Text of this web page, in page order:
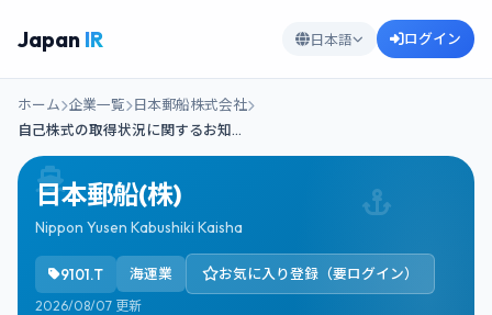
Japan IR 日本語 ログイン
ホーム 企業一覧
日本郵船株式会社
自己株式の取得状況に関するお知…
日本郵船(株)
Nippon Yusen Kabushiki Kaisha
9101.T 海運業 お気に入り登録（要ログイン）
2026/08/07 更新